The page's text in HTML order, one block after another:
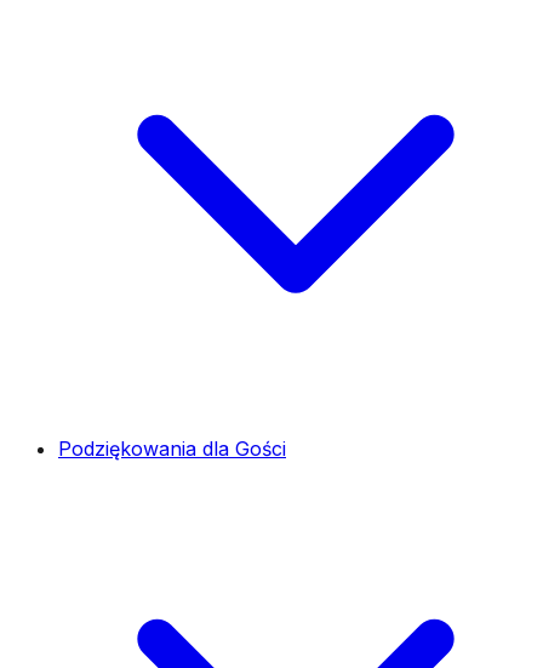
Podziękowania dla Gości